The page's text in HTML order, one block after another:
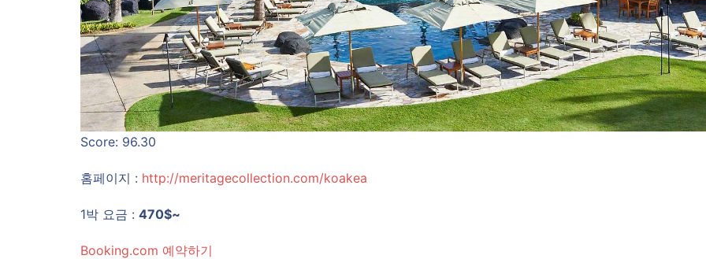
Score: 96.30
홈페이지 : http://meritagecollection.com/koakea
1박 요금 : 470$~
Booking.com 예약하기